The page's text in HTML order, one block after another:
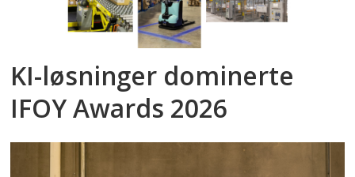
KI-løsninger dominerte
IFOY Awards 2026